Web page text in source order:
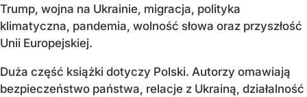
Trump, wojna na Ukrainie, migracja, polityka
klimatyczna, pandemia, wolność słowa oraz przyszłość
Unii Europejskiej.
Duża część książki dotyczy Polski. Autorzy omawiają
bezpieczeństwo państwa, relacje z Ukrainą, działalność